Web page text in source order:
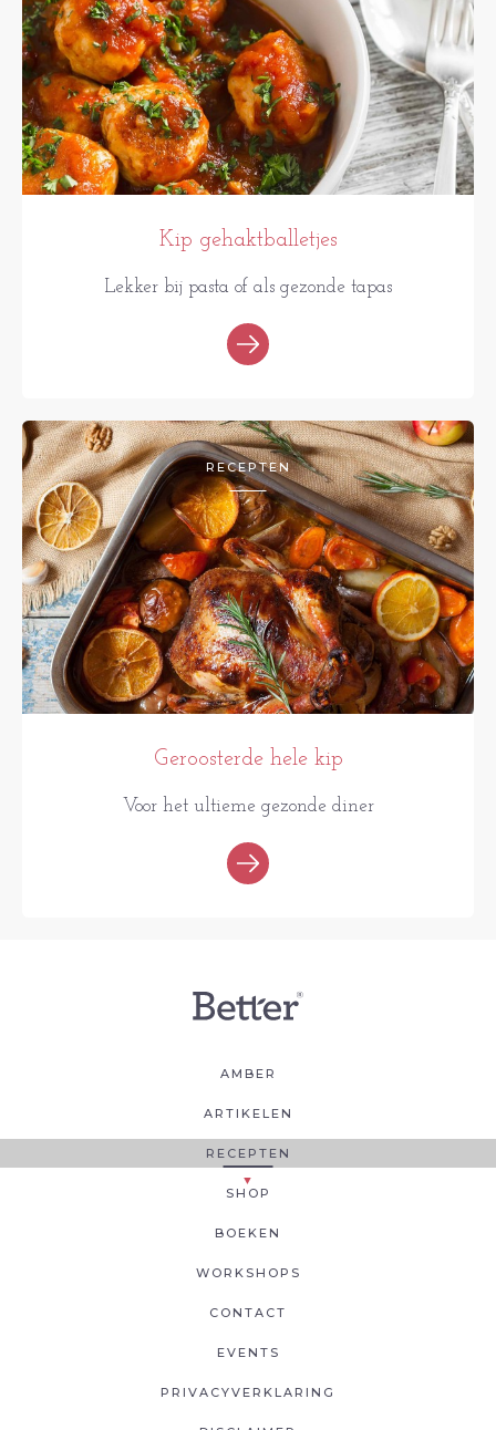
Kip gehaktballetjes
Lekker bij pasta of als gezonde tapas
RECEPTEN
Geroosterde hele kip
Voor het ultieme gezonde diner
AMBER
ARTIKELEN
RECEPTEN
SHOP
BOEKEN
WORKSHOPS
CONTACT
EVENTS
PRIVACYVERKLARING